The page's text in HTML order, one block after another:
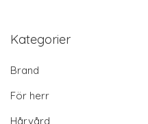
Kategorier
Brand
För herr
Hårvård